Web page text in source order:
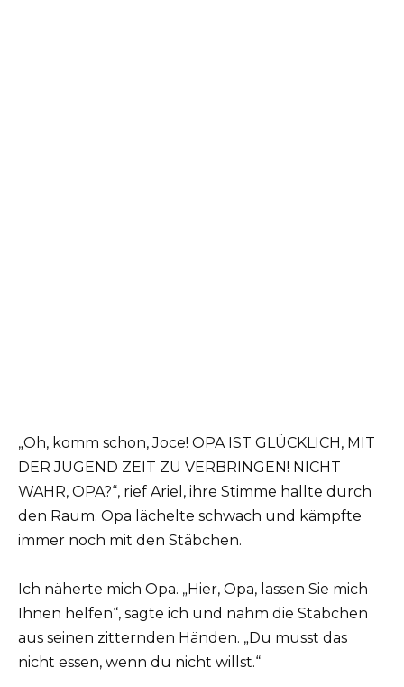
„Oh, komm schon, Joce! OPA IST GLÜCKLICH, MIT
DER JUGEND ZEIT ZU VERBRINGEN! NICHT
WAHR, OPA?“, rief Ariel, ihre Stimme hallte durch
den Raum. Opa lächelte schwach und kämpfte
immer noch mit den Stäbchen.
Ich näherte mich Opa. „Hier, Opa, lassen Sie mich
Ihnen helfen“, sagte ich und nahm die Stäbchen
aus seinen zitternden Händen. „Du musst das
nicht essen, wenn du nicht willst.“